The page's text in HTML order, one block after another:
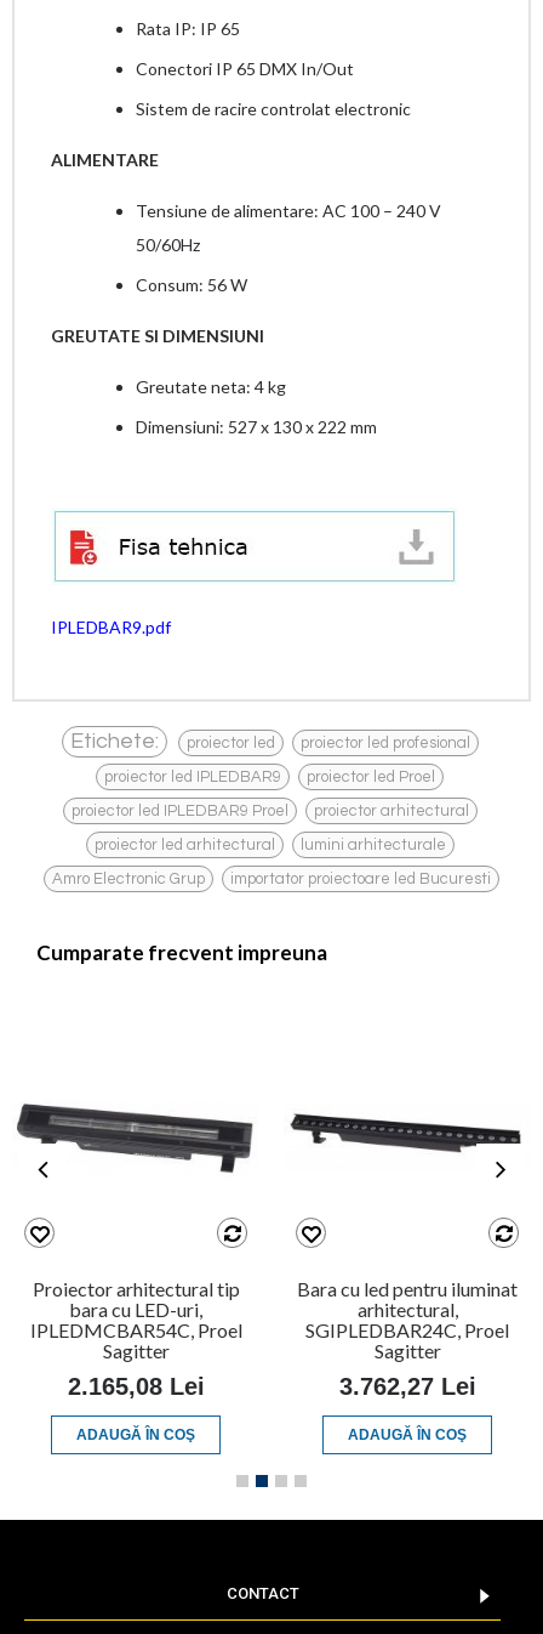
Rata IP: IP 65
Conectori IP 65 DMX In/Out
Sistem de racire controlat electronic
ALIMENTARE
Tensiune de alimentare: AC 100 – 240 V
50/60Hz
Consum: 56 W
GREUTATE SI DIMENSIUNI
Greutate neta: 4 kg
Dimensiuni: 527 x 130 x 222 mm
IPLEDBAR9.pdf
Etichete: proiector led , proiector led profesional ,
proiector led IPLEDBAR9 proiector led Proel
proiector led IPLEDBAR9 Proel , proiector arhitectural ,
proiector led arhitectural , lumini arhitecturale ,
Amro Electronic Grup importator proiectoare led Bucuresti
Cumparate frecvent impreuna
Proiector arhitectural tip
bara cu LED-uri,
IPLEDMCBAR54C, Proel
Sagitter
2.165,08 Lei
ADAUGĂ ÎN COŞ
Bara cu led pentru iluminat
arhitectural,
SGIPLEDBAR24C, Proel
Sagitter
3.762,27 Lei
ADAUGĂ ÎN COŞ
CONTACT